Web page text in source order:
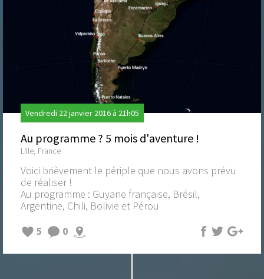
Vendredi 22 janvier 2016 à 21h05
Au programme ? 5 mois d'aventure !
Lille, France
Voici brièvement le périple que nous avons prévu
de réaliser !
Au programme : Guyane française, Brésil,
Argentine, Chili, Bolivie et Pérou
5
0